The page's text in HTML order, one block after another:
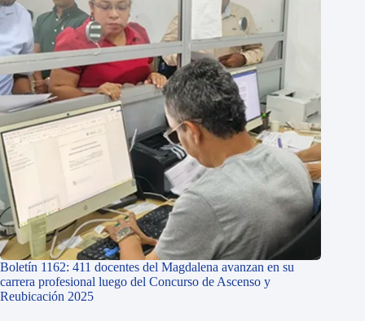
Boletín 1162: 411 docentes del Magdalena avanzan en su
carrera profesional luego del Concurso de Ascenso y
Reubicación 2025